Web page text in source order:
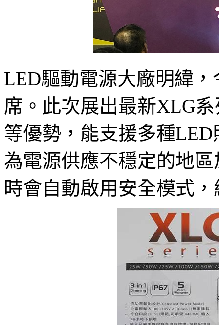
LED驅動電源大廠明緯
席。此次展出最新XLG
等優勢，能支援多種
為電源供應不穩定的地
時會自動啟用安全模式